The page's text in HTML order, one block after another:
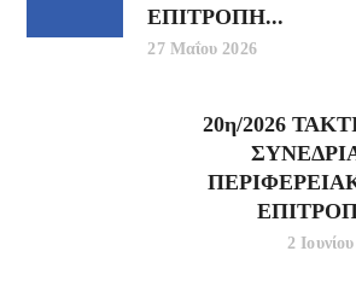
ΕΠΙΤΡΟΠΗ...
27 Μαΐου 2026
20η/2026
2